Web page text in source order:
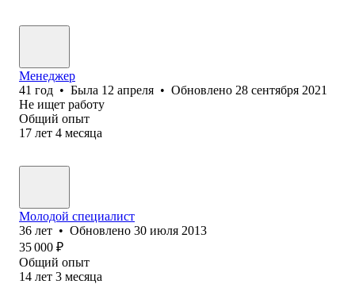
Менеджер
41 год • Была 12 апреля • Обновлено 28 сентября 2021
Не ищет работу
Общий опыт
17 лет 4 месяца
Молодой специалист
36 лет • Обновлено 30 июля 2013
35 000 ₽
Общий опыт
14 лет 3 месяца